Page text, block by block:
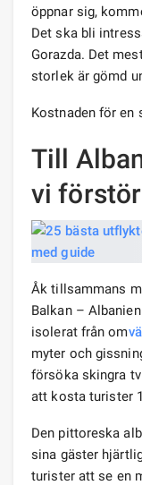
öppnar sig,
Det ska bli
Gorazda. Det
storlek är gömd
Kostnaden för en
Till
vi
Åk tillsammans
Balkan –
isolerat från om
myter och
försöka skingra
att kosta turister
Den pittoreska
sina gäster
turister att se en